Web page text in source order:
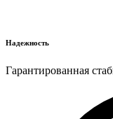
Надежность
Гарантированная